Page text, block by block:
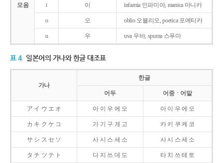
모음 i 이 infamia 인파미아, manica 마니카
o 오 oblio 오블리오, poetica 포에티카
u 우 uva 우바, spuma 스푸마
표 4 일본어의 가나와 한글 대조표
가나
한글
어두 어중ㆍ어말
ア イ ウ エ オ 아 이 우 에 오 아 이 우 에 오
カ キ ク ケ コ 가 기 구 게 고 카 키 쿠 케 코
サ シ ス セ ソ 사 시 스 세 소 사 시 스 세 소
タ チ ツ テ ト 다 지 쓰 데 도 타 치 쓰 테 토